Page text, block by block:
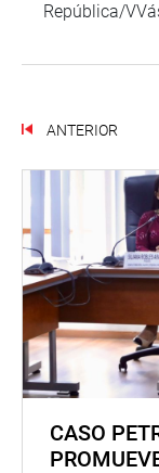
República/
ANTERIOR
CASO